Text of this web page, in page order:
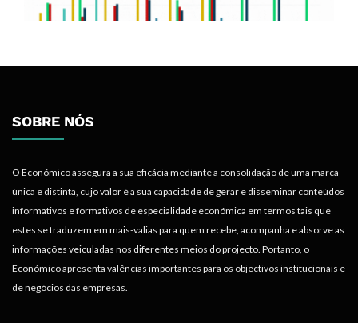
SOBRE NÓS
O Económico assegura a sua eficácia mediante a consolidação de uma marca
única e distinta, cujo valor é a sua capacidade de gerar e disseminar conteúdos
informativos e formativos de especialidade económica em termos tais que
estes se traduzem em mais-valias para quem recebe, acompanha e absorve as
informações veiculadas nos diferentes meios do projecto. Portanto, o
Económico apresenta valências importantes para os objectivos institucionais e
de negócios das empresas.